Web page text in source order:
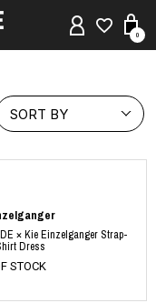
0
SORT BY
× Kie Einzelganger Strap-
Dress
STOCK